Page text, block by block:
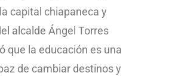
capital chiapaneca y
alcalde Ángel Torres
que la educación es una
de cambiar destinos y